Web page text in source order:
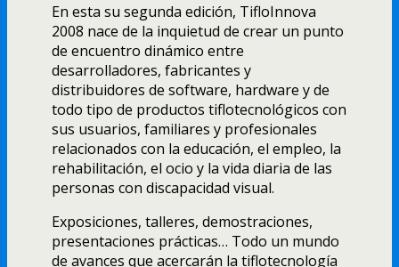
En esta su segunda edición, TifloInnova
2008 nace de la inquietud de crear un punto
de encuentro dinámico entre
desarrolladores, fabricantes y
distribuidores de software, hardware y de
todo tipo de productos tiflotecnológicos con
sus usuarios, familiares y profesionales
relacionados con la educación, el empleo, la
rehabilitación, el ocio y la vida diaria de las
personas con discapacidad visual.
Exposiciones, talleres, demostraciones,
presentaciones prácticas… Todo un mundo
de avances que acercarán la tiflotecnologí­a